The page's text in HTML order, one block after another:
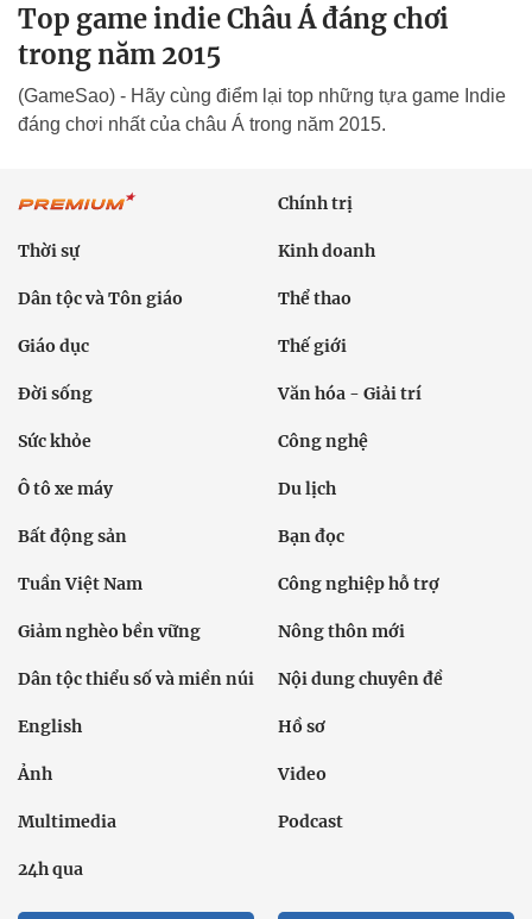
Top game indie Châu Á đáng chơi
trong năm 2015
(GameSao) - Hãy cùng điểm lại top những tựa game Indie
đáng chơi nhất của châu Á trong năm 2015.
Chính trị
Thời sự Kinh doanh
Dân tộc và Tôn giáo Thể thao
Giáo dục Thế giới
Đời sống Văn hóa - Giải trí
Sức khỏe Công nghệ
Ô tô xe máy Du lịch
Bất động sản Bạn đọc
Tuần Việt Nam Công nghiệp hỗ trợ
Giảm nghèo bền vững Nông thôn mới
Dân tộc thiểu số và miền núi Nội dung chuyên đề
English Hồ sơ
Ảnh Video
Multimedia Podcast
24h qua